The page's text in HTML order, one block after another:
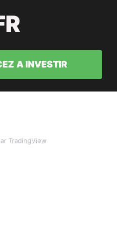
A INVESTIR
TradingView